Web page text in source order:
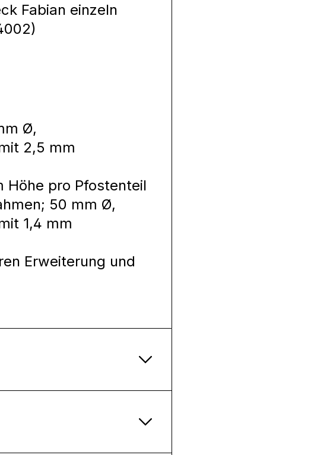
Fabian einzeln
Ø,
2,5 mm
Höhe pro Pfostenteil
50 mm Ø,
1,4 mm
Erweiterung und